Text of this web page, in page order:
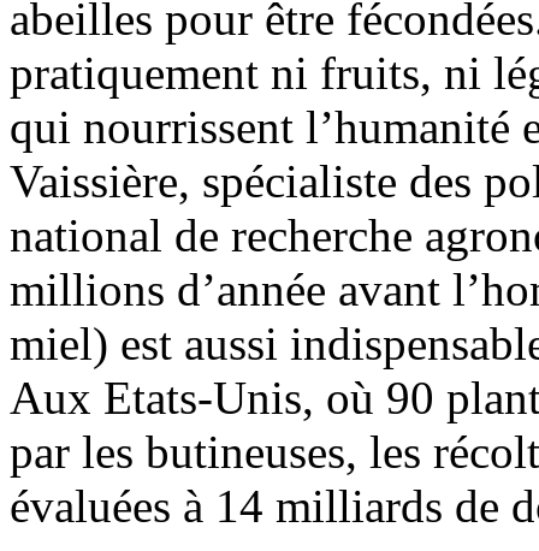
abeilles pour être
pratiquement ni fruits, ni
qui nourrissent l’humanité
Vaissière, spécialiste des
national de recherche
millions d’année avant
miel) est aussi
Aux Etats-Unis, où 90
par les butineuses, les
évaluées à 14 milliards de